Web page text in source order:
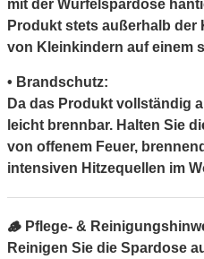
mit der Würfelspardose
Produkt stets außerhalb der
von Kleinkindern auf einem
• Brandschutz:
Da das Produkt vollständig
leicht brennbar. Halten Sie
von offenem Feuer,
intensiven Hitzequellen im
🪵 Pflege- &
Reinigen Sie die Spardose